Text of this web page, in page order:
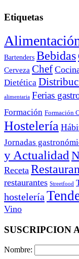
Etiquetas
Bartenders Bebidas
Cerveza Chef
Dietética
alimentaria Ferias
Formación Formación
Hostelería
Jornadas
y Actualidad
Receta
restaurantes Streetfood
hostelería
Vino
SUSCRIPCION
Nombre: